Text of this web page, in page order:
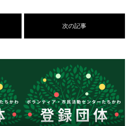
次の記事